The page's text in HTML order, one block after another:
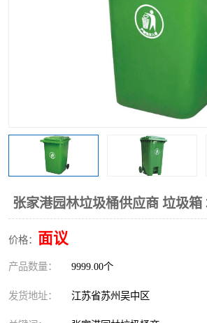
张家港园林垃圾桶供应商 垃圾箱
价格： 面议
产品数量： 9999.00个
发货地址： 江苏省苏州吴中区